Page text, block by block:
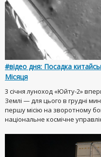
#відео дня: Посадка
Місяця
3 січня луноход «Юйту-2»
Землі — для цього в грудні
першу місію на зворотному
національне космічне